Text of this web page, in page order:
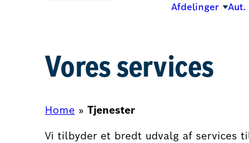
Afdelinger Aut.
Vores services
Home »Tjenester
Vi tilbyder et bredt udvalg af services